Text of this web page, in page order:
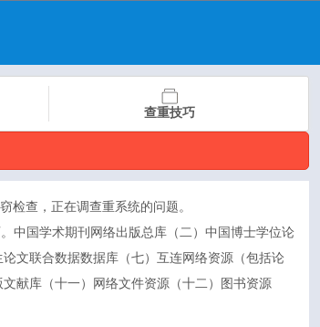
查重技巧
检查，正在调查重系统的问题。
中国学术期刊网络出版总库（二）中国博士学位论
文联合数据数据库（七）互连网络资源（包括论
献库（十一）网络文件资源（十二）图书资源